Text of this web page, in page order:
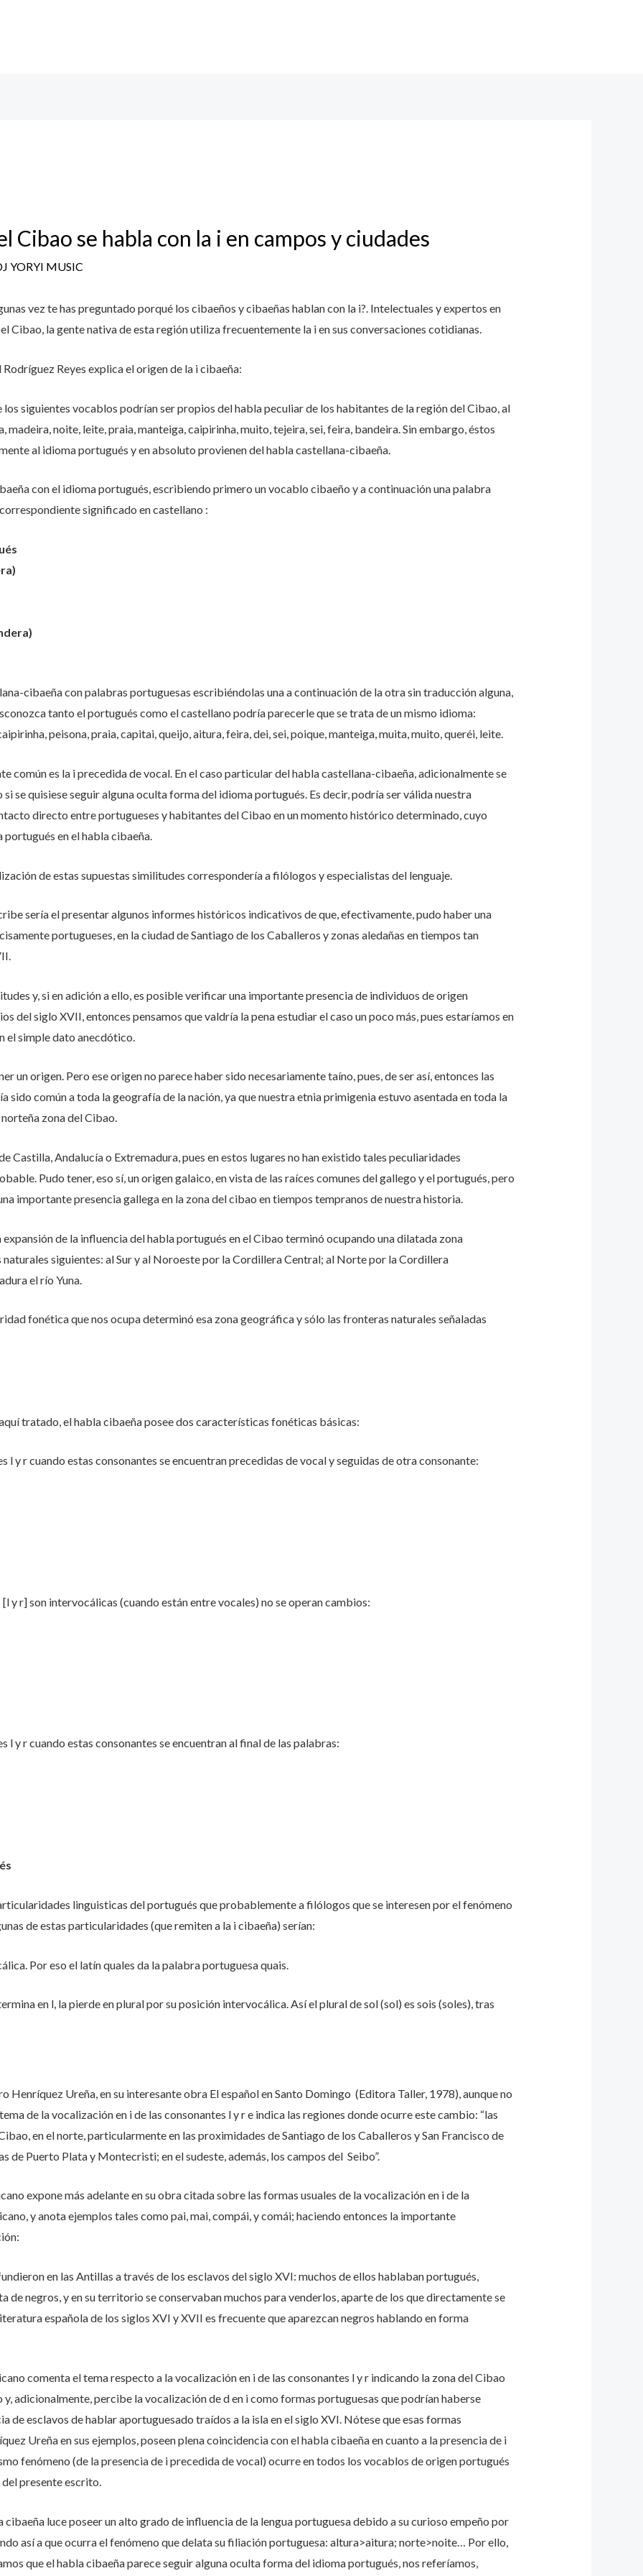
Cibao se habla con la i en campos y ciudades
YORYI MUSIC
vez te has preguntado porqué los cibaeños y cibaeñas hablan con la i?. Intelectuales y expertos en
Cibao, la gente nativa de esta región utiliza frecuentemente la i en sus conversaciones cotidianas.
Reyes explica el origen de la i cibaeña:
los siguientes vocablos podrían ser propios del habla peculiar de los habitantes de la región del Cibao, al
noite, leite, praia, manteiga, caipirinha, muito, tejeira, sei, feira, bandeira. Sin embargo, éstos
al idioma portugués y en absoluto provienen del habla castellana-cibaeña.
con el idioma portugués, escribiendo primero un vocablo cibaeño y a continuación una palabra
significado en castellano :
cibaeña con palabras portuguesas escribiéndolas una a continuación de la otra sin traducción alguna,
tanto el portugués como el castellano podría parecerle que se trata de un mismo idioma:
peisona, praia, capitai, queijo, aitura, feira, dei, sei, poique, manteiga, muita, muito, queréi, leite.
común es la i precedida de vocal. En el caso particular del habla castellana-cibaeña, adicionalmente se
si se quisiese seguir alguna oculta forma del idioma portugués. Es decir, podría ser válida nuestra
directo entre portugueses y habitantes del Cibao en un momento histórico determinado, cuyo
en el habla cibaeña.
de estas supuestas similitudes correspondería a filólogos y especialistas del lenguaje.
sería el presentar algunos informes históricos indicativos de que, efectivamente, pudo haber una
portugueses, en la ciudad de Santiago de los Caballeros y zonas aledañas en tiempos tan
y, si en adición a ello, es posible verificar una importante presencia de individuos de origen
del siglo XVII, entonces pensamos que valdría la pena estudiar el caso un poco más, pues estaríamos en
el simple dato anecdótico.
un origen. Pero ese origen no parece haber sido necesariamente taíno, pues, de ser así, entonces las
sido común a toda la geografía de la nación, ya que nuestra etnia primigenia estuvo asentada en toda la
zona del Cibao.
Castilla, Andalucía o Extremadura, pues en estos lugares no han existido tales peculiaridades
Pudo tener, eso sí, un origen galaico, en vista de las raíces comunes del gallego y el portugués, pero
importante presencia gallega en la zona del cibao en tiempos tempranos de nuestra historia.
de la influencia del habla portugués en el Cibao terminó ocupando una dilatada zona
siguientes: al Sur y al Noroeste por la Cordillera Central; al Norte por la Cordillera
el río Yuna.
fonética que nos ocupa determinó esa zona geográfica y sólo las fronteras naturales señaladas
tratado, el habla cibaeña posee dos características fonéticas básicas:
l y r cuando estas consonantes se encuentran precedidas de vocal y seguidas de otra consonante:
y r] son intervocálicas (cuando están entre vocales) no se operan cambios:
l y r cuando estas consonantes se encuentran al final de las palabras:
linguisticas del portugués que probablemente a filólogos que se interesen por el fenómeno
de estas particularidades (que remiten a la i cibaeña) serían:
Por eso el latín quales da la palabra portuguesa quais.
en l, la pierde en plural por su posición intervocálica. Así el plural de sol (sol) es sois (soles), tras
Ureña, en su interesante obra El español en Santo Domingo (Editora Taller, 1978), aunque no
de la vocalización en i de las consonantes l y r e indica las regiones donde ocurre este cambio: “las
en el norte, particularmente en las proximidades de Santiago de los Caballeros y San Francisco de
de Puerto Plata y Montecristi; en el sudeste, además, los campos del Seibo”.
expone más adelante en su obra citada sobre las formas usuales de la vocalización en i de la
y anota ejemplos tales como pai, mai, compái, y comái; haciendo entonces la importante
en las Antillas a través de los esclavos del siglo XVI: muchos de ellos hablaban portugués,
de negros, y en su territorio se conservaban muchos para venderlos, aparte de los que directamente se
española de los siglos XVI y XVII es frecuente que aparezcan negros hablando en forma
comenta el tema respecto a la vocalización en i de las consonantes l y r indicando la zona del Cibao
adicionalmente, percibe la vocalización de d en i como formas portuguesas que podrían haberse
de esclavos de hablar aportuguesado traídos a la isla en el siglo XVI. Nótese que esas formas
Ureña en sus ejemplos, poseen plena coincidencia con el habla cibaeña en cuanto a la presencia de i
fenómeno (de la presencia de i precedida de vocal) ocurre en todos los vocablos de origen portugués
presente escrito.
cibaeña luce poseer un alto grado de influencia de la lengua portuguesa debido a su curioso empeño por
así a que ocurra el fenómeno que delata su filiación portuguesa: altura>aitura; norte>noite… Por ello,
que el habla cibaeña parece seguir alguna oculta forma del idioma portugués, nos referíamos,